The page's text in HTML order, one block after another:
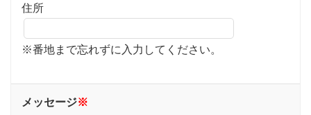
住所
※番地まで忘れずに入力してください。
メッセージ※